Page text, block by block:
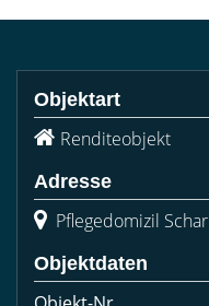
Objektart
Renditeobjekt
Adresse
Pflegedomizil
Objektdaten